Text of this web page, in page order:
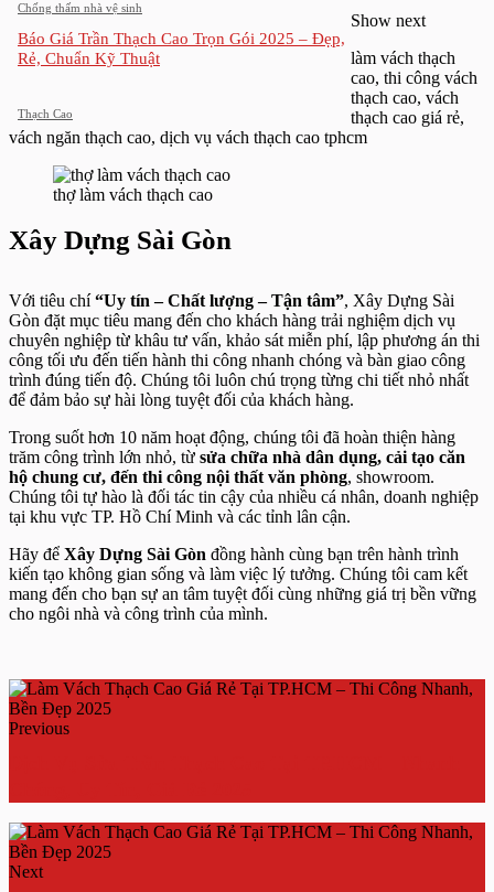
Chống thấm nhà vệ sinh
Báo Giá Trần Thạch Cao Trọn Gói 2025 – Đẹp,
Rẻ, Chuẩn Kỹ Thuật
Thạch Cao
Show next
làm vách thạch
cao, thi công vách
thạch cao, vách
thạch cao giá rẻ,
vách ngăn thạch cao, dịch vụ vách thạch cao tphcm
thợ làm vách thạch cao
Xây Dựng Sài Gòn
Với tiêu chí“Uy tín – Chất lượng – Tận tâm”, Xây Dựng Sài
Gòn đặt mục tiêu mang đến cho khách hàng trải nghiệm dịch vụ
chuyên nghiệp từ khâu tư vấn, khảo sát miễn phí, lập phương án thi
công tối ưu đến tiến hành thi công nhanh chóng và bàn giao công
trình đúng tiến độ. Chúng tôi luôn chú trọng từng chi tiết nhỏ nhất
để đảm bảo sự hài lòng tuyệt đối của khách hàng.
Trong suốt hơn 10 năm hoạt động, chúng tôi đã hoàn thiện hàng
trăm công trình lớn nhỏ, từ sửa chữa nhà dân dụng, cải tạo căn
hộ chung cư, đến thi công nội thất văn phòng, showroom.
Chúng tôi tự hào là đối tác tin cậy của nhiều cá nhân, doanh nghiệp
tại khu vực TP. Hồ Chí Minh và các tỉnh lân cận.
Hãy để Xây Dựng Sài Gòn đồng hành cùng bạn trên hành trình
kiến tạo không gian sống và làm việc lý tưởng. Chúng tôi cam kết
mang đến cho bạn sự an tâm tuyệt đối cùng những giá trị bền vững
cho ngôi nhà và công trình của mình.
Previous
Next